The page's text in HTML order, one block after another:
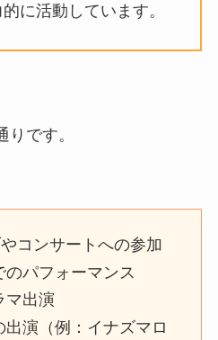
に活動しています。
です。
コンサートへの参加
パフォーマンス
マ出演
演（例：イナズマロ